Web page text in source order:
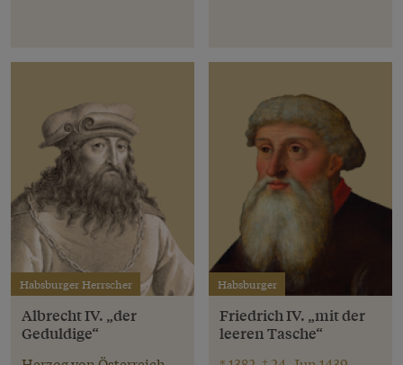
Habsburger Herrscher
Albrecht IV. „der
Geduldige“
Habsburger
Friedrich IV. „mit der
leeren Tasche“